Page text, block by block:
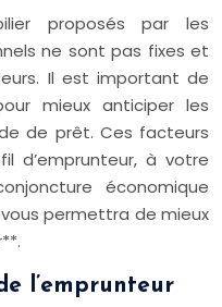
proposés par les
ne sont pas fixes et
Il est important de
mieux anticiper les
de prêt. Ces facteurs
d’emprunteur, à votre
économique
permettra de mieux
l’emprunteur